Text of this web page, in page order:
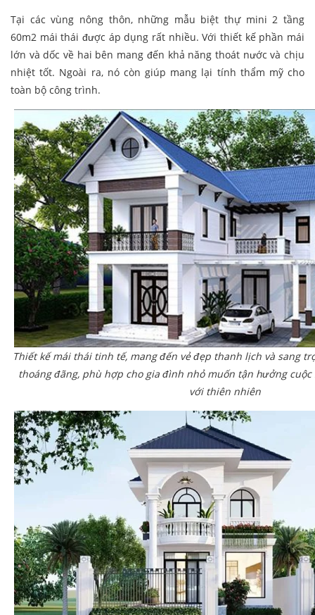
Tại các vùng nông thôn, những mẫu biệt thự mini 2 tầng
60m2 mái thái được áp dụng rất nhiều. Với thiết kế phần mái
lớn và dốc về hai bên mang đến khả năng thoát nước và chịu
nhiệt tốt. Ngoài ra, nó còn giúp mang lại tính thẩm mỹ cho
toàn bộ công trình.
Thiết kế mái thái tinh tế, mang đến vẻ đẹp thanh lịch và sang
thoáng đãng, phù hợp cho gia đình nhỏ muốn tận hưởng
với thiên nhiên